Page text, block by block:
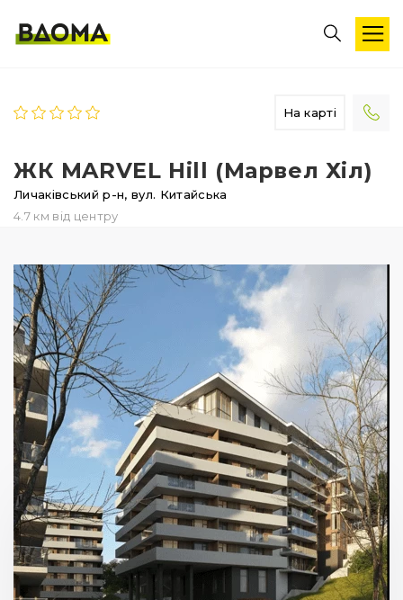
На карті
ЖК MARVEL Hill (Марвел Хіл)
Личаківський р-н, вул. Китайська
4.7 км від центру